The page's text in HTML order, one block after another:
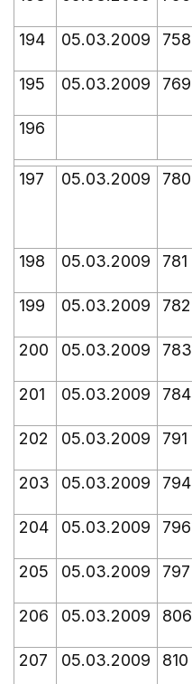
194 05.03.2009 758
195 05.03.2009 769
196
197 05.03.2009 780
198 05.03.2009 781
199 05.03.2009 782
200 05.03.2009 783
201 05.03.2009 784
202 05.03.2009 791
203 05.03.2009 794
204 05.03.2009 796
205 05.03.2009 797
206 05.03.2009 806
207 05.03.2009 810